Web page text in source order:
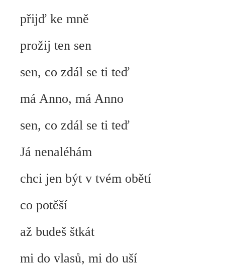
přijď ke mně
prožij ten sen
sen, co zdál se ti teď
má Anno, má Anno
sen, co zdál se ti teď
Já nenaléhám
chci jen být v tvém obětí
co potěší
až budeš štkát
mi do vlasů, mi do uší